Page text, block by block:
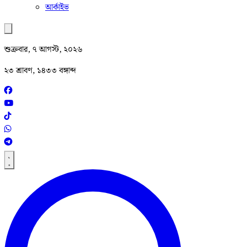
আর্কাইভ
শুক্রবার, ৭ আগস্ট, ২০২৬
২৩ শ্রাবণ, ১৪৩৩ বঙ্গাব্দ